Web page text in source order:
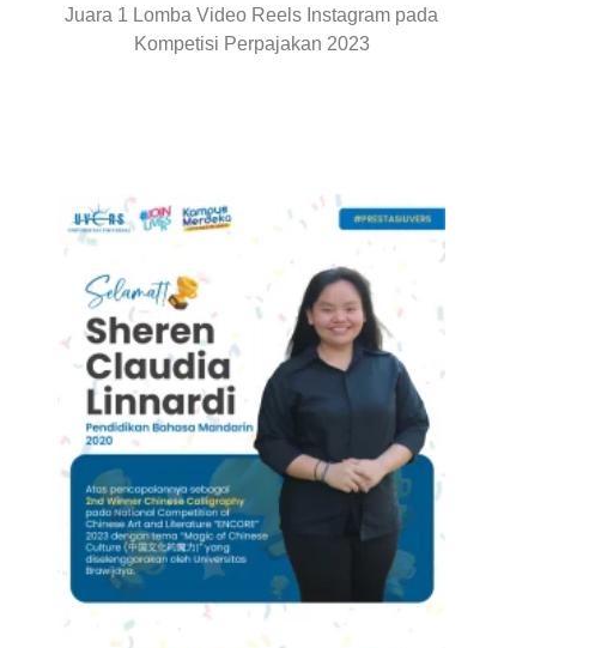
Juara 1 Lomba Video Reels Instagram pada
Kompetisi Perpajakan 2023